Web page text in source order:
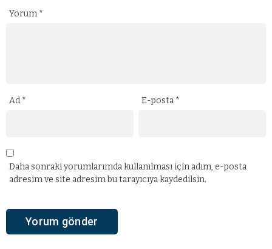
Yorum *
Ad * E-posta *
Daha sonraki yorumlarımda kullanılması için adım, e-posta
adresim ve site adresim bu tarayıcıya kaydedilsin.